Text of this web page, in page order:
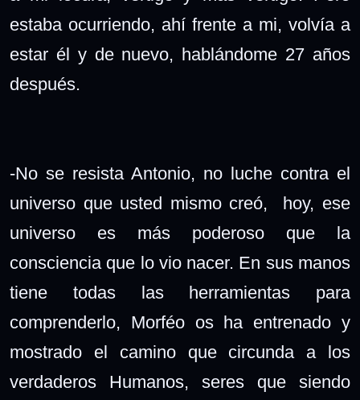
estaba ocurriendo, ahí frente a mi, volvía a
estar él y de nuevo, hablándome 27 años
después.
-No se resista Antonio, no luche contra el
universo que usted mismo creó, hoy, ese
universo es más poderoso que la
consciencia que lo vio nacer. En sus manos
tiene todas las herramientas para
comprenderlo, Morféo os ha entrenado y
mostrado el camino que circunda a los
verdaderos Humanos, seres que siendo